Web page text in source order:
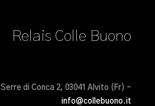
Relais Colle Buono
di Conca 2, 03041 Alvito (Fr) –
info@collebuono.it